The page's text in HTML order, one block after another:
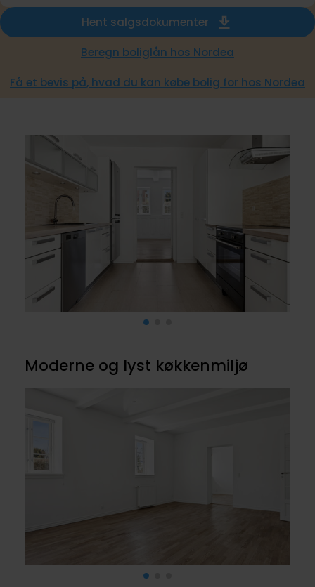
Hent salgsdokumenter
Beregn boliglån hos Nordea
Få et bevis på, hvad du kan købe bolig for hos Nordea
Moderne og lyst køkkenmiljø